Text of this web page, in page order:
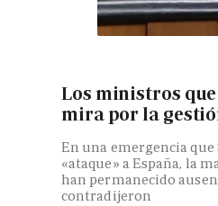
Los ministros
mira por la
En una emergencia
«ataque» a España, la
han permanecido
contradijeron